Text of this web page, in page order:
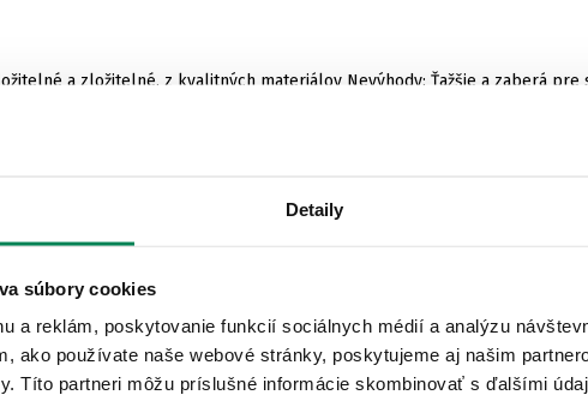
Detaily
súbory cookies
a reklám, poskytovanie funkcií sociálnych médií a analýzu
ako používate naše webové stránky, poskytujeme aj našim
Títo partneri môžu príslušné informácie skombinovať s ďalšími
a zložitelné, z kvalitných materiálov Nevýhody: Ťažšie a zaberá
nožičky